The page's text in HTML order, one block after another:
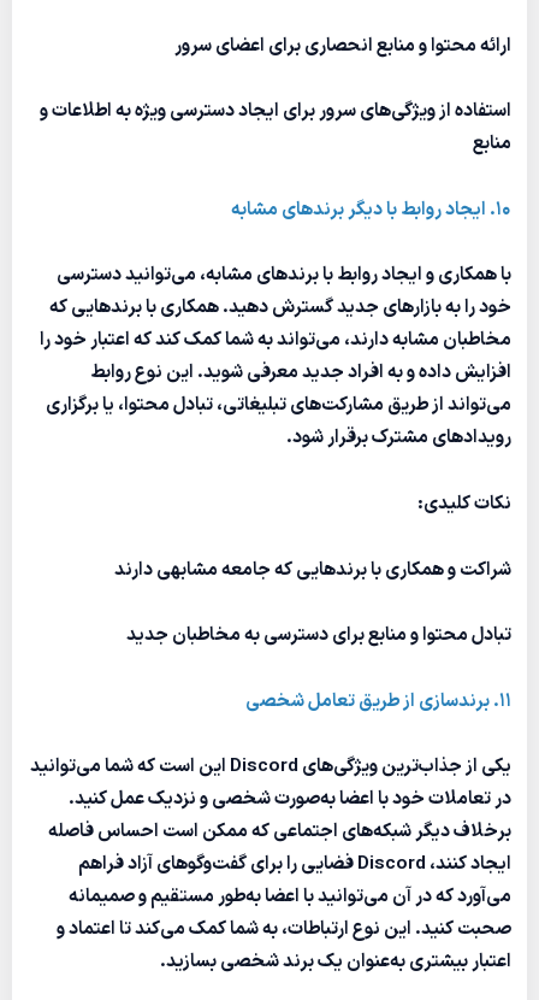
ارائه محتوا و منابع انحصاری برای اعضای سرور
استفاده از ویژگی‌های سرور برای ایجاد دسترسی ویژه به اطلاعات و
منابع
10. ایجاد روابط با دیگر برندهای مشابه
با همکاری و ایجاد روابط با برندهای مشابه، می‌توانید دسترسی
خود را به بازارهای جدید گسترش دهید. همکاری با برندهایی که
مخاطبان مشابه دارند، می‌تواند به شما کمک کند که اعتبار خود را
افزایش داده و به افراد جدید معرفی شوید. این نوع روابط
می‌تواند از طریق مشارکت‌های تبلیغاتی، تبادل محتوا، یا برگزاری
رویدادهای مشترک برقرار شود.
نکات کلیدی:
شراکت و همکاری با برندهایی که جامعه مشابهی دارند
تبادل محتوا و منابع برای دسترسی به مخاطبان جدید
11. برندسازی از طریق تعامل شخصی
یکی از جذاب‌ترین ویژگی‌های Discord این است که شما می‌توانید
در تعاملات خود با اعضا به‌صورت شخصی و نزدیک عمل کنید.
برخلاف دیگر شبکه‌های اجتماعی که ممکن است احساس فاصله
ایجاد کنند، Discord فضایی را برای گفت‌وگوهای آزاد فراهم
می‌آورد که در آن می‌توانید با اعضا به‌طور مستقیم و صمیمانه
صحبت کنید. این نوع ارتباطات، به شما کمک می‌کند تا اعتماد و
اعتبار بیشتری به‌عنوان یک برند شخصی بسازید.